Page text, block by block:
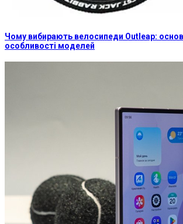
Чому вибирають велосипеди Outleap:
особливості моделей